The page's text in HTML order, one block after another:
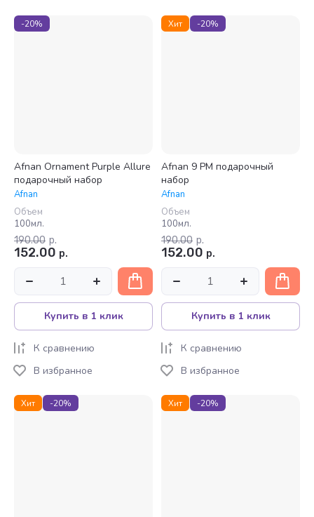
-20%
Afnan Ornament Purple Allure
подарочный набор
Afnan
Объем
100мл.
190.00 р.
152.00 р.
Купить в 1 клик
К сравнению
В избранное
Хит -20%
Afnan 9 PM подарочный
набор
Afnan
Объем
100мл.
190.00 р.
152.00 р.
Купить в 1 клик
К сравнению
В избранное
Хит -20% Хит -20%